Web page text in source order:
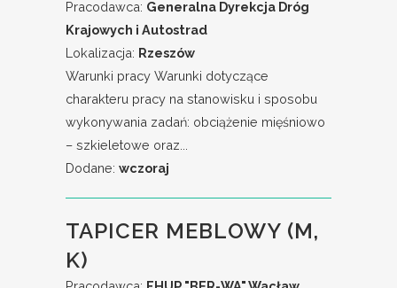
Pracodawca: Generalna Dyrekcja Dróg
Krajowych i Autostrad
Lokalizacja: Rzeszów
Warunki pracy Warunki dotyczące
charakteru pracy na stanowisku i sposobu
wykonywania zadań: obciążenie mięśniowo
– szkieletowe oraz...
Dodane: wczoraj
TAPICER MEBLOWY (M,
K)